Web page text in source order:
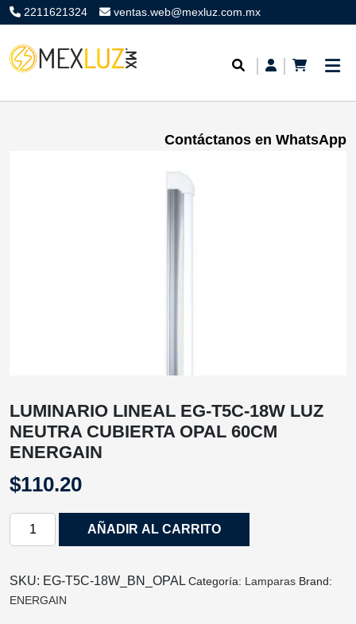
2211621324 ventas.web@mexluz.com.mx
Contáctanos en WhatsApp
LUMINARIO LINEAL EG-T5C-18W LUZ
NEUTRA CUBIERTA OPAL 60CM
ENERGAIN
$110.20
LUMINARIO
T5C-
18W
AÑADIR AL CARRITO
SKU: EG-T5C-18W_BN_OPAL Categoría: Lamparas Brand:
ENERGAIN